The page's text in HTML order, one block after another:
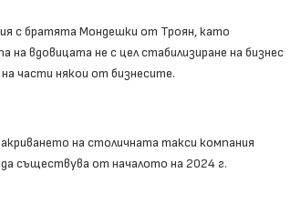
с братята Мондешки от Троян, като
на вдовицата не с цел стабилизиране на бизнес
части някои от бизнесите.
на столичната такси компания
съществува от началото на 2024 г.